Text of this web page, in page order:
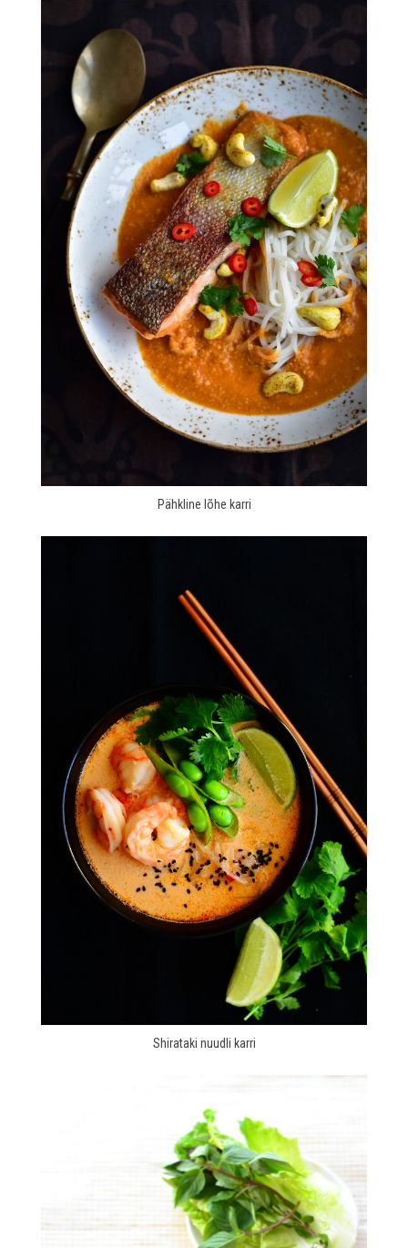
Pähkline lõhe karri
Shirataki nuudli karri